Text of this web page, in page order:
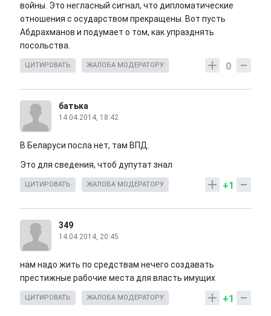
войны. Это негласный сигнал, что дипломатические
отношения с осударством прекращены. Вот пусть
Абдрахманов и подумает о том, как упразднять
посольства.
0
ЦИТИРОВАТЬ ЖАЛОБА МОДЕРАТОРУ
батька
14.04.2014, 18:42
В Беларуси посла нет, там ВПД.
Это для сведения, чтоб дупутат знал
+1
ЦИТИРОВАТЬ ЖАЛОБА МОДЕРАТОРУ
349
14.04.2014, 20:45
нам надо жить по средствам нечего создавать
престижные рабочие места для власть имущих
+1
ЦИТИРОВАТЬ ЖАЛОБА МОДЕРАТОРУ